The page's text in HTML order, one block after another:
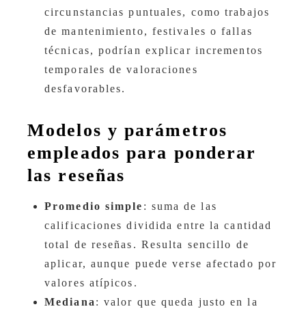
circunstancias puntuales, como trabajos
de mantenimiento, festivales o fallas
técnicas, podrían explicar incrementos
temporales de valoraciones
desfavorables.
Modelos y parámetros
empleados para ponderar
las reseñas
Promedio simple : suma de las
calificaciones dividida entre la cantidad
total de reseñas. Resulta sencillo de
aplicar, aunque puede verse afectado por
valores atípicos.
Mediana : valor que queda justo en la